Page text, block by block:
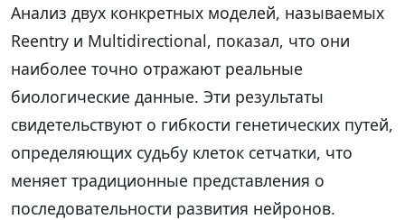
Анализ двух конкретных моделей, называемых
Reentry и Multidirectional, показал, что они
наиболее точно отражают реальные
биологические данные. Эти результаты
свидетельствуют о гибкости генетических путей,
определяющих судьбу клеток сетчатки, что
меняет традиционные представления о
последовательности развития нейронов.